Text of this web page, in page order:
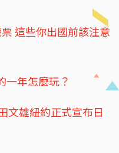
這些你出國前該注意
一年怎麼玩？
文雄紐約正式宣布日